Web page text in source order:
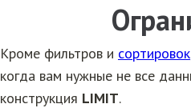
Кроме фильтров и сортировок
когда вам нужные не все
конструкция LIMIT.